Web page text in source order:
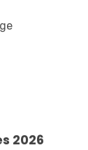
2026